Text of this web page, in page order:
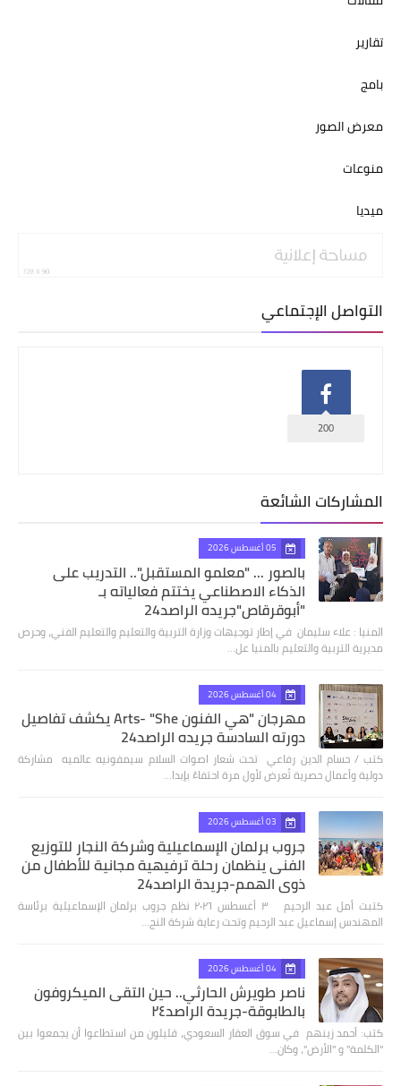
تقارير
بامج
معرض الصور
منوعات
ميديا
التواصل الإجتماعي
200
المشاركات الشائعة
05 أغسطس 2026
بالصور ... "معلمو المستقبل".. التدريب على
الذكاء الاصطناعي يختتم فعالياته بـ
"أبوقرقاص"جريده الراصد24
المنيا : علاء سليمان في إطار توجيهات وزارة التربية والتعليم والتعليم الفني، وحرص
مديرية التربية والتعليم بالمنيا عل…
04 أغسطس 2026
مهرجان "هي الفنون Arts- "She يكشف تفاصيل
دورته السادسة جريده الراصد24
كتب / حسام الدين رفاعي تحت شعار اصوات السلام سيمفونيه عالميه مشاركة
دولية وأعمال حصرية تُعرض لأول مرة احتفاءً بإبدا…
03 أغسطس 2026
جروب برلمان الإسماعيلية وشركة النجار للتوزيع
الفنى ينظمان رحلة ترفيهية مجانية للأطفال من
ذوي الهمم-جريدة الراصد24
كتبت أمل عبد الرحيم ٣ أغسطس ٢٠٢٦ نظم جروب برلمان الإسماعيلية برئاسة
المهندس إسماعيل عبد الرحيم وتحت رعاية شركة النج…
04 أغسطس 2026
ناصر طويرش الحارثي.. حين التقى الميكروفون
بالطابوقة-جريدة الراصد٢٤
كتب: أحمد زينهم في سوق العقار السعودي، قليلون من استطاعوا أن يجمعوا بين
"الكلمة" و "الأرض"، وكان…